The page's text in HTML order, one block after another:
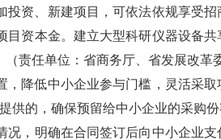
资、新建项目，可依法依规享受
资本金。建立大型科研仪器设备
责任单位：省商务厅、省发展改革
降低中小企业参与门槛，灵活采
供的，确保预留给中小企业的采购
，明确在合同签订后向中小企业